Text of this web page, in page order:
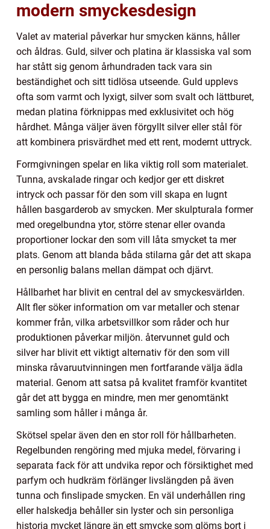
modern smyckesdesign
Valet av material påverkar hur smycken känns, håller
och åldras. Guld, silver och platina är klassiska val som
har stått sig genom århundraden tack vara sin
beständighet och sitt tidlösa utseende. Guld upplevs
ofta som varmt och lyxigt, silver som svalt och lättburet,
medan platina förknippas med exklusivitet och hög
hårdhet. Många väljer även förgyllt silver eller stål för
att kombinera prisvärdhet med ett rent, modernt uttryck.
Formgivningen spelar en lika viktig roll som materialet.
Tunna, avskalade ringar och kedjor ger ett diskret
intryck och passar för den som vill skapa en lugnt
hållen basgarderob av smycken. Mer skulpturala former
med oregelbundna ytor, större stenar eller ovanda
proportioner lockar den som vill låta smycket ta mer
plats. Genom att blanda båda stilarna går det att skapa
en personlig balans mellan dämpat och djärvt.
Hållbarhet har blivit en central del av smyckesvärlden.
Allt fler söker information om var metaller och stenar
kommer från, vilka arbetsvillkor som råder och hur
produktionen påverkar miljön. återvunnet guld och
silver har blivit ett viktigt alternativ för den som vill
minska råvaruutvinningen men fortfarande välja ädla
material. Genom att satsa på kvalitet framför kvantitet
går det att bygga en mindre, men mer genomtänkt
samling som håller i många år.
Skötsel spelar även den en stor roll för hållbarheten.
Regelbunden rengöring med mjuka medel, förvaring i
separata fack för att undvika repor och försiktighet med
parfym och hudkräm förlänger livslängden på även
tunna och finslipade smycken. En väl underhållen ring
eller halskedja behåller sin lyster och sin personliga
historia mycket längre än ett smycke som glöms bort i